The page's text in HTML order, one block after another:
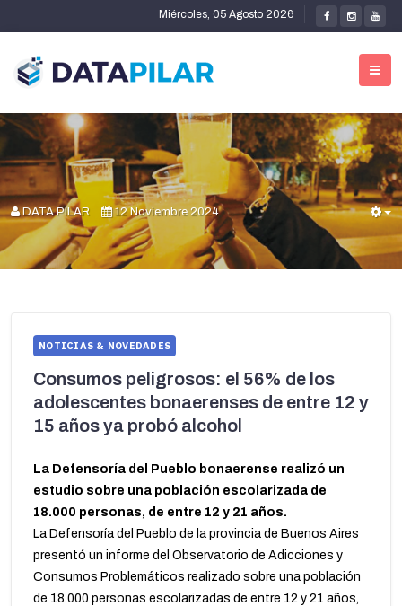
Miércoles, 05 Agosto 2026
DATA PILAR 12 Noviembre 2024
NOTICIAS & NOVEDADES
Consumos peligrosos: el 56% de los
adolescentes bonaerenses de entre 12 y
15 años ya probó alcohol
La Defensoría del Pueblo bonaerense realizó un
estudio sobre una población escolarizada de
18.000 personas, de entre 12 y 21 años.
La Defensoría del Pueblo de la provincia de Buenos Aires
presentó un informe del Observatorio de Adicciones y
Consumos Problemáticos realizado sobre una población
de 18.000 personas escolarizadas de entre 12 y 21 años,